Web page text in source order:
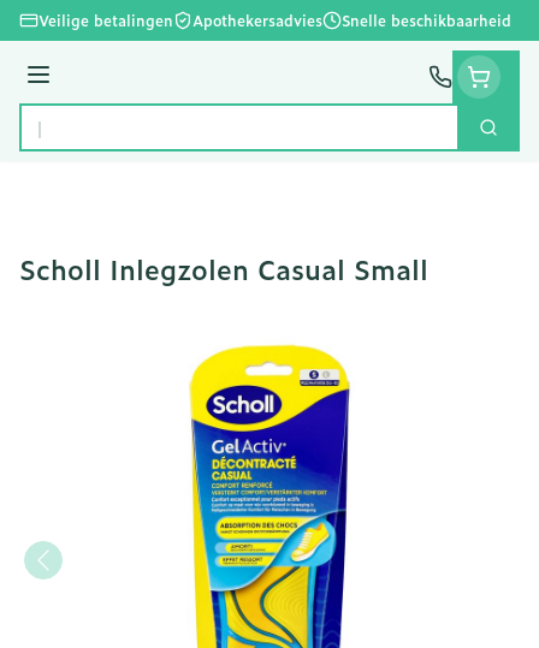
Ga naar de inhoud
Veilige betalingen Apothekersadvies Snelle beschikbaarheid
Menu
Product, merk, categorie...
Zoek
Scholl Inlegzolen Casual Small